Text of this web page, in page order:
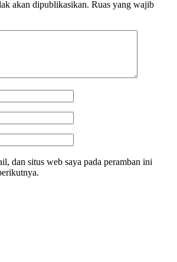
akan dipublikasikan. Ruas yang wajib
dan situs web saya pada peramban ini